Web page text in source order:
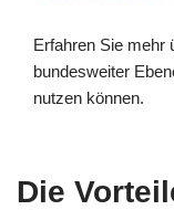
Erfahren Sie mehr
bundesweiter
nutzen können.
Die